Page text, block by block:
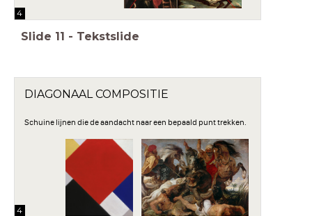
4
Slide 11 - Tekstslide
DIAGONAAL COMPOSITIE
Schuine lijnen die de aandacht naar een bepaald punt trekken.
4